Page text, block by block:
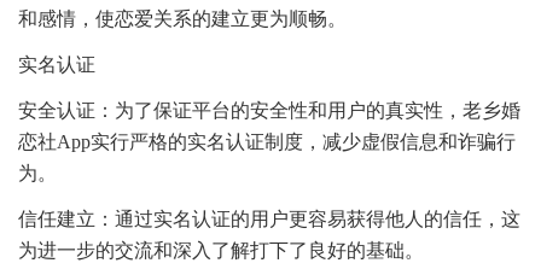
和感情，使恋爱关系的建立更为顺畅。
实名认证
安全认证：为了保证平台的安全性和用户的真实性，老乡婚
恋社App实行严格的实名认证制度，减少虚假信息和诈骗行
为。
信任建立：通过实名认证的用户更容易获得他人的信任，这
为进一步的交流和深入了解打下了良好的基础。